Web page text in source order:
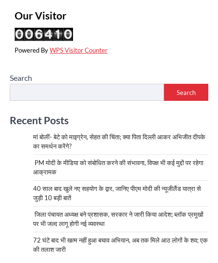
Our Visitor
Powered ByWPS Visitor Counter
Search
Search
Recent Posts
मां बोलीं- बेटे को माइग्रेन, सेहत की चिंता; क्या पिता दिल्ली आकर अभिजीत दीपके
का समर्थन करेंगे?
PM मोदी के मीडिया को संबोधित करने की संभावना, विपक्ष भी कई मुद्दों पर रहेगा
आक्रामक
40 साल बाद खुले नए सहयोग के द्वार, जानिए पीएम मोदी की न्यूजीलैंड यात्रा से
जुड़ी 10 बड़ी बातें
जिला पंचायत अध्यक्ष बने प्रशासक, सरकार ने जारी किया आदेश; ब्लॉक प्रमुखों
पर भी जल्द लागू होगी नई व्यवस्था
72 घंटे बाद भी खत्म नहीं हुआ बचाव अभियान, अब तक मिले आठ लोगों के शव; एक
की तलाश जारी